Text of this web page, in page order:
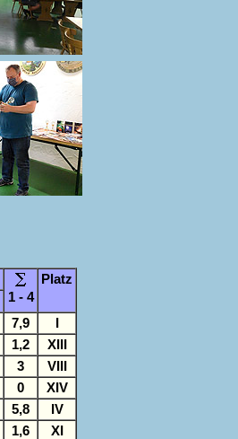
1 - 4
Platz
7,9
1,2
XIII
3
VIII
0
XIV
5,8
IV
1,6
XI